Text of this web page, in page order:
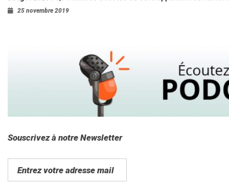
25 novembre 2019
Souscrivez à notre Newsletter